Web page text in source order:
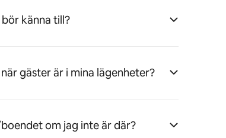
känna till?
gäster är i mina lägenheter?
om jag inte är där?